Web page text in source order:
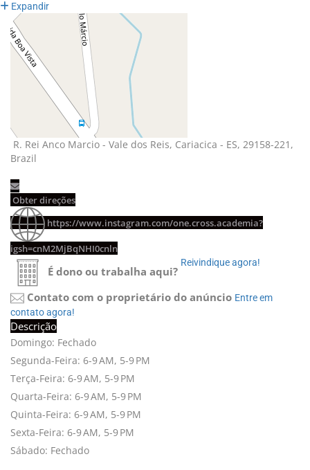
Expandir
R. Rei Anco Marcio - Vale dos Reis, Cariacica - ES, 29158-221,
Brazil
Obter direções
https://www.instagram.com/one.cross.academia?
igsh=cnM2MjBqNHI0cnln
É dono ou trabalha aqui?
Reivindique agora!
Contato com o proprietário do anúncio Entre em
contato agora!
Descrição
Domingo: Fechado
Segunda-Feira: 6-9 AM, 5-9 PM
Terça-Feira: 6-9 AM, 5-9 PM
Quarta-Feira: 6-9 AM, 5-9 PM
Quinta-Feira: 6-9 AM, 5-9 PM
Sexta-Feira: 6-9 AM, 5-9 PM
Sábado: Fechado